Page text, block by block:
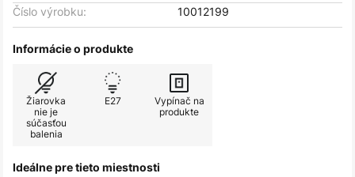
Číslo výrobku:
10012199
Informácie o produkte
Žiarovka
nie je
súčasťou
balenia
E27
Vypínač na
produkte
Ideálne pre tieto miestnosti